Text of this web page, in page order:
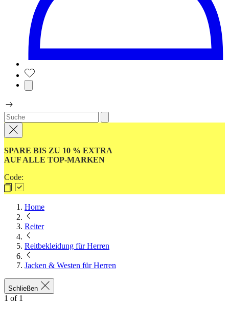
SPARE BIS ZU 10 % EXTRA
AUF ALLE TOP-MARKEN
Code:
Home
Reiter
Reitbekleidung für Herren
Jacken & Westen für Herren
Schließen
1 of 1